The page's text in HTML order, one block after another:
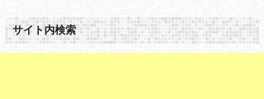
サイト内検索